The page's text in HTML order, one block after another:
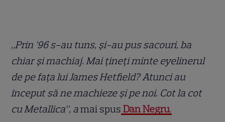
„Prin ’96 s-au tuns, și-au pus sacouri, ba
chiar și machiaj. Mai țineți minte eyelinerul
de pe fața lui James Hetfield? Atunci au
început să ne machieze și pe noi. Cot la cot
cu Metallica”, amai spus Dan Negru.